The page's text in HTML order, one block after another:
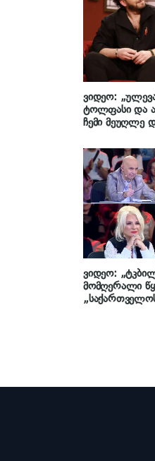
ვიდეო:
ტოლფასი და
ჩემი მეუღლე
კბილაშვილის
ვიდეო:
მომღერალი
„საქართველოს